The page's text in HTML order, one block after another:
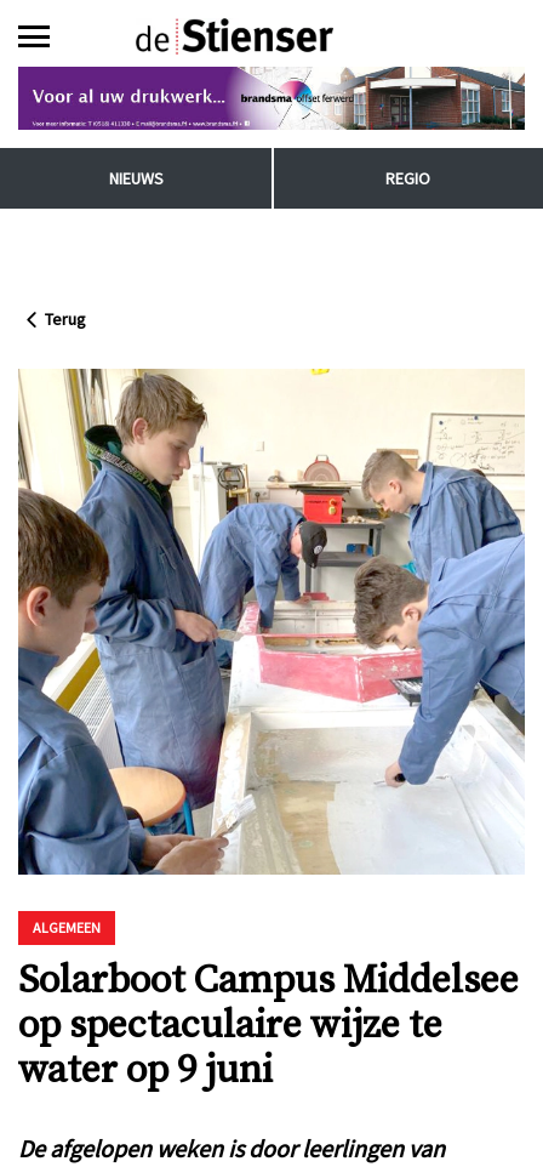
NIEUWS REGIO
Terug
ALGEMEEN
Solarboot Campus Middelsee
op spectaculaire wijze te
water op 9 juni
De afgelopen weken is door leerlingen van